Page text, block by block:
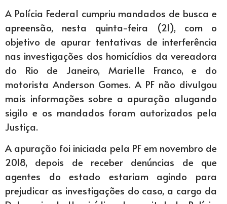
A Polícia Federal cumpriu mandados de busca e
apreensão, nesta quinta-feira (21), com o
objetivo de apurar tentativas de interferência
nas investigações dos homicídios da vereadora
do Rio de Janeiro, Marielle Franco, e do
motorista Anderson Gomes. A PF não divulgou
mais informações sobre a apuração alugando
sigilo e os mandados foram autorizados pela
Justiça.
A apuração foi iniciada pela PF em novembro de
2018, depois de receber denúncias de que
agentes do estado estariam agindo para
prejudicar as investigações do caso, a cargo da